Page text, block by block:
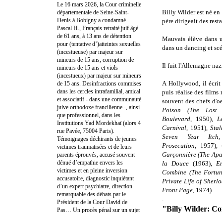
Billy Wilder est né en
père dirigeait des
Mauvais élève dans
dans un dancing et
Il fuit l'Allemagne
A Hollywood, il écrit
puis réalise des films
souvent des chefs
Poison (The Lost
Boulevard, 1950),
Carnival, 1951),
Seven Year Itch,
Prosecution, 1957),
Garçonnière (The
la Douce (1963),
Combine (The
Private Life of
Front Page, 1974).
.
"Billy Wilder:
Le 16 mars 2026, la Cour criminelle
départementale de Seine-Saint-
Denis à Bobigny a condamné
Pascal H., Français retraité juif âgé
de 61 ans, à 13 ans de détention
pour (tentative d’)atteintes sexuelles
(incestueuse) par majeur sur
mineurs de 15 ans, corruption de
mineurs de 15 ans et viols
(incestueux) par majeur sur mineurs
de 15 ans. Desinfractions commises
dans les cercles intrafamilial, amical
et associatif - dans une communauté
juive orthodoxe francilienne -, ainsi
que professionnel, dans les
Institutions Yad Mordekhaï (alors 4
rue Pavée, 75004 Paris).
Témoignages déchirants de jeunes
victimes traumatisées et de leurs
parents éprouvés, accusé souvent
dénué d’empathie envers les
victimes et en pleine inversion
accusatoire, diagnostic inquiétant
d’un expert psychiatre, direction
remarquable des débats par le
Président de la Cour David de
Pas… Un procès pénal sur un sujet